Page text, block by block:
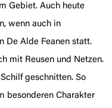
Gebiet. Auch heute
wenn auch in
De Alde Feanen statt.
mit Reusen und Netzen.
geschnitten. So
besonderen Charakter